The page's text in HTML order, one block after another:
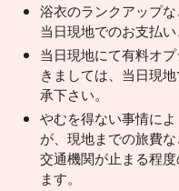
浴衣のランクアップな
当日現地でのお支払
当日現地にて有料オ
きましては、当日現
承下さい。
やむを得ない事情に
が、現地までの旅費
交通機関が止まる程
ます。